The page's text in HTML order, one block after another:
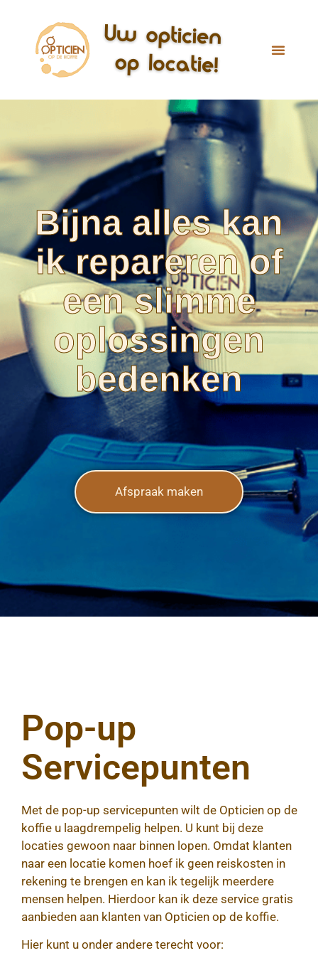
Bijna alles kan
ik repareren of
een slimme
oplossingen
bedenken
Afspraak maken
Pop-up
Servicepunten
Met de pop-up servicepunten wilt de Opticien op de
koffie u laagdrempelig helpen. U kunt bij deze
locaties gewoon naar binnen lopen. Omdat klanten
naar een locatie komen hoef ik geen reiskosten in
rekening te brengen en kan ik tegelijk meerdere
mensen helpen. Hierdoor kan ik deze service gratis
aanbieden aan klanten van Opticien op de koffie.
Hier kunt u onder andere terecht voor: